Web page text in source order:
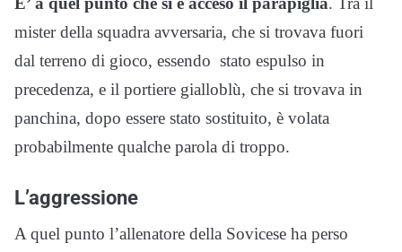
mister della squadra avversaria, che si trovava fuori
dal terreno di gioco, essendo stato espulso in
precedenza, e il portiere gialloblù, che si trovava in
panchina, dopo essere stato sostituito, è volata
probabilmente qualche parola di troppo.
L’aggressione
A quel punto l’allenatore della Sovicese ha perso